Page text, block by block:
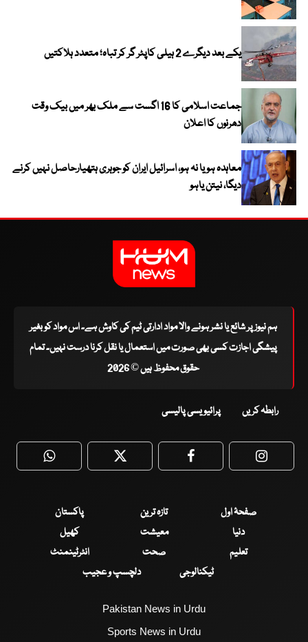
یکے بعد دیگرے 2 ہیلی کاپٹر گر کر تباہ؛ متعدد ہلاکتیں
جماعت اسلامی کا 16 اگست سے ملک بھر میں بیک وقت
دھرنوں کا اعلان
معاہدہ ہو یا نہ ہو، اسرائیل ایران کو جوہری ہتھیارحاصل نہیں کرنے
دیگا، نیتن یاہو
ہم نیوز پر شائع یا نشر ہونے والا مواد ادارتی ٹیم کی کاوش ہے۔ اس مواد کو بغیر
پیشگی اجازت کسی بھی صورت میں استعمال یا نقل کرنا درست نہیں۔ تمام
حقوق محفوظ ہیں © 2026
رابطہ کریں پرائیویسی پالیسی
WhatsApp Twitter Facebook
صفحۂ اول تازہ ترین
پاکستان
دنیا
معیشت
کھیل
تعلیم
صحت
انٹرٹینمنٹ
ٹیکنالوجی
دلچسپ و عجیب
Pakistan News in Urdu
Sports News in Urdu